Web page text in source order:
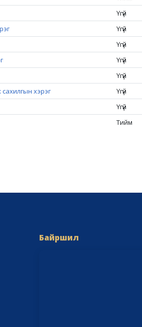
Үгүй
Үгүй
Үгүй
Үгүй
Үгүй
хэрэг Үгүй
Үгүй
Тийм
Байршил